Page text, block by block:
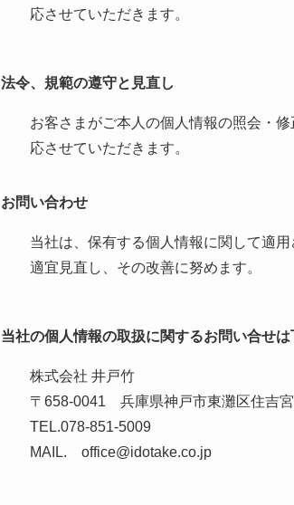
応させていただきます。
法令、規範の遵守と見直し
お客さまがご本人の個人情報の照会・
応させていただきます。
お問い合わせ
当社は、保有する個人情報に関して適
適宜見直し、その改善に努めます。
当社の個人情報の取扱に関するお問い合せは
株式会社 井戸竹
〒658-0041 兵庫県神戸市東灘区住吉
TEL.078-851-5009
MAIL. office@idotake.co.jp